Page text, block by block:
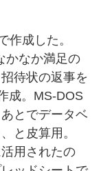
作成した。
かなか満足の
待状の返事を
成。MS-DOS
とでデータベ
、と皮算用。
用されたの